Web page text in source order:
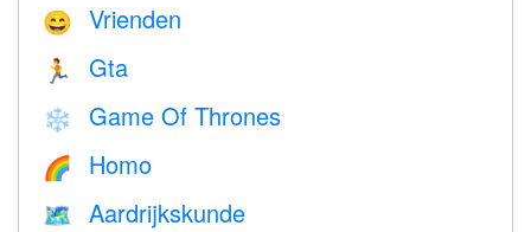
😄 Vrienden
🏃 Gta
❄️ Game Of Thrones
🌈 Homo
🗺 Aardrijkskunde